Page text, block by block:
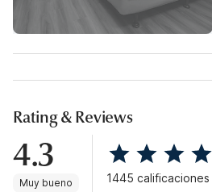
Rating & Reviews
4.3
Muy bueno 1445 calificaciones